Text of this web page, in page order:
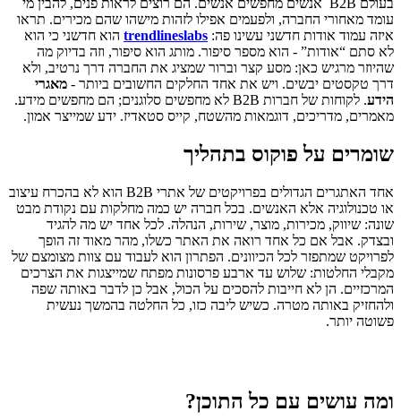
בעולם B2B אנשים מחפשים אנשים. הם רוצים לראות פנים, להבין מי
עומד מאחורי החברה, ולפעמים אפילו לזהות מישהו שהם מכירים. תראו
איזה עמוד אודות חדשני עשינו פה: trendlineslabs הוא חדשני כי הוא
לא סתם “אודות” - הוא מספר סיפור. מותג הוא סיפור, וזה בדיוק מה
שהיוזר מרגיש כאן: מסע קצר וברור שמציג את החברה דרך נרטיב, ולא
דרך טקסטים יבשים. ויש את אחד החלקים החשובים ביותר - מאגרי
הידע
. לקוחות של חברות B2B לא מחפשים סלוגנים; הם מחפשים מידע.
מאמרים, מדריכים, דוגמאות מהשטח, קייס סטאדיז. ידע שמייצר אמון.
שומרים על פוקוס בתהליך
אחד האתגרים הגדולים בפרויקטים של אתרי B2B הוא לא בהכרח עיצוב
או טכנולוגיה אלא האנשים. בכל חברה יש כמה מחלקות עם נקודת מבט
שונה: שיווק, מכירות, מוצר, שירות, הנהלה. לכל אחד יש מה להגיד
ובצדק. אבל אם כל אחד רואה את האתר כשלו, מהר מאוד זה הופך
לפרויקט שמתפזר לכל הכיוונים. הפתרון הוא לעבוד עם צוות מצומצם של
מקבלי החלטות: שלוש עד ארבע פרסונות מפתח שמייצגות את הצרכים
המרכזיים. הן לא חייבות להסכים על הכול, אבל כן לדבר באותה שפה
ולהחזיק באותה מטרה. כשיש ליבה כזו, כל החלטה בהמשך נעשית
פשוטה יותר.
ומה עושים עם כל התוכן?